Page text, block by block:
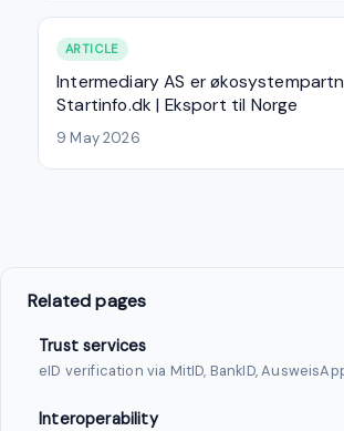
ARTICLE
Intermediary AS er
Startinfo.dk | Eksport til Norge
9 May 2026
Related pages
Trust services
eID verification via MitID, BankID,
Interoperability